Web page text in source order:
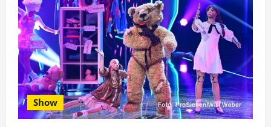
Show